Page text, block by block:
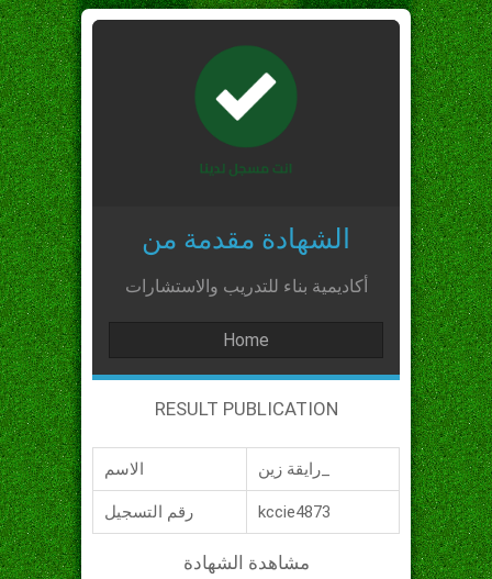
الشهادة مقدمة من
أكاديمية بناء للتدريب والاستشارات
Home
RESULT PUBLICATION
الاسم
رقم التسجيل kccie4873
مشاهدة الشهادة